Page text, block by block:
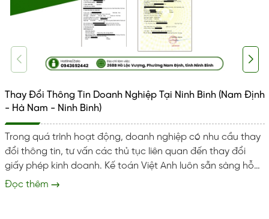
Thay Đổi Thông Tin Doanh Nghiệp Tại Ninh Binh (Nam Định
- Hà Nam - Ninh Binh)
Trong quá trình hoạt động, doanh nghiệp có nhu cầu thay
đổi thông tin, tư vấn các thủ tục liên quan đến thay đổi
giấy phép kinh doanh. Kế toán Việt Anh luôn sẵn sàng hỗ
trợ doanh nghiệp tại Ninh Bình thực hiện đúng đủ và kịp
Đọc thêm